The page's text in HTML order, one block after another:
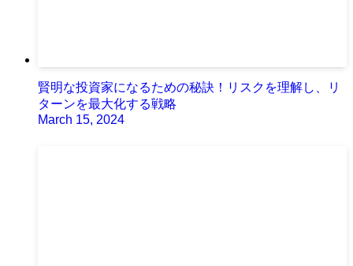
賢明な投資家になるための秘訣！リスクを理解し、リ
ターンを最大化する戦略
March 15, 2024